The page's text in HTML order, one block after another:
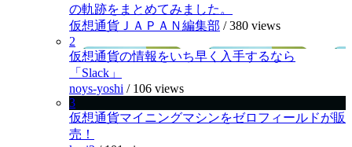
の軌跡をまとめてみました。
仮想通貨ＪＡＰＡＮ編集部 /380 views
2
仮想通貨の情報をいち早く入手するなら
「Slack」
noys-yoshi / 106 views
3
仮想通貨マイニングマシンをゼロフィールドが販
売！